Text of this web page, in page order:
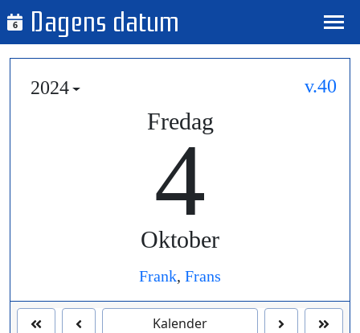
6 Dagens datum
2024 v.40
Fredag
4
Oktober
Frank, Frans
Kalender